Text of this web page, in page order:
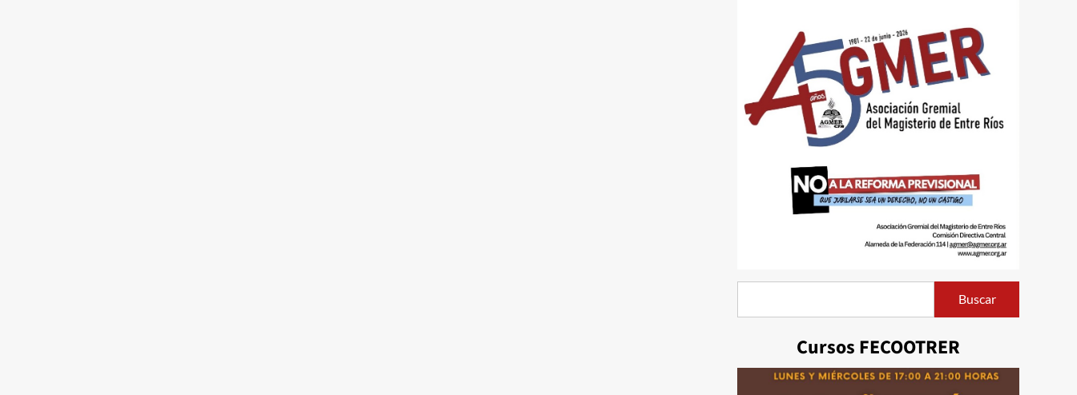
Buscar
Cursos FECOOTRER